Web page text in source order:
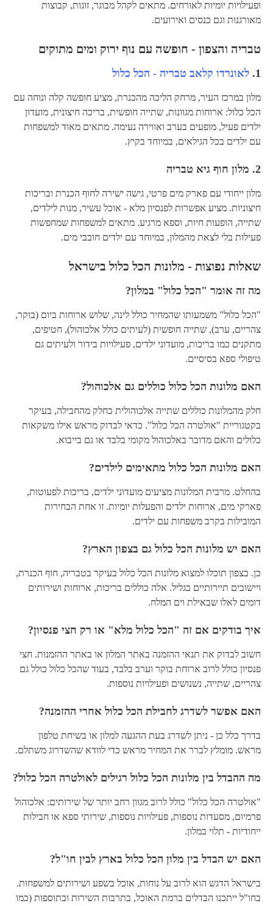
ופעילויות יומיות לאורחים. מתאים לקהל מבוגר, זוגות, קבוצות
מאורגנות וגם כנסים ואירועים.
טבריה והצפון - חופשה עם נוף ירוק ומים מתוקים
1. לאונרדו קלאב טבריה - הכל כלול
מלון במרכז העיר, מרחק הליכה מהכנרת, מציע חופשה קלה ונוחה עם
הכל כלול: ארוחות מגוונות, שתייה חופשית, בריכה חיצונית, מועדון
ילדים פעיל, מופעים בערב ואווירה נעימה. מתאים מאוד למשפחות
עם ילדים בכל הגילאים, במיוחד בקיץ.
2. מלון חוף גיא טבריה
מלון ייחודי עם פארק מים פרטי, גישה ישירה לחוף הכנרת ובריכות
חיצוניות. מציע אפשרות לפנסיון מלא - אוכל עשיר, מנות לילדים,
שתייה, הופעות חיות, וספא מרגיע. מתאים למשפחות שמחפשות
פעילות בלי לצאת מהמלון, במיוחד עם ילדים חובבי מים.
שאלות נפוצות - מלונות הכל כלול בישראל
מה זה אומר "הכל כלול" במלון?
"הכל כלול" משמעותו שהמחיר כולל לינה, שלוש ארוחות ביום (בוקר,
צהריים, ערב), שתייה חופשית (לעיתים כולל אלכוהול), חטיפים,
מתקנים כמו בריכות, מועדוני ילדים, פעילויות בידור ולעיתים גם
טיפולי ספא בסיסיים.
האם מלונות הכל כלול כוללים גם אלכוהול?
חלק מהמלונות כוללים שתייה אלכוהולית כחלק מהחבילה, בעיקר
בקטגוריית "אולטרה הכל כלול". כדאי לבדוק מראש אילו משקאות
כלולים והאם מדובר באלכוהול מקומי בלבד או גם בייבוא.
האם מלונות הכל כלול מתאימים לילדים?
בהחלט. מרבית המלונות מציעים מועדוני ילדים, בריכות לפעוטות,
פארקי מים, ארוחות ילדים והפעלות יומיות. זו אחת הבחירות
המובילות בקרב משפחות עם ילדים.
האם יש מלונות הכל כלול גם בצפון הארץ?
כן. בצפון תוכלו למצוא מלונות הכל כלול בעיקר בטבריה, חוף הכנרת,
ויישובים תיירותיים בגליל. אלה כוללים בריכות, ארוחות ושירותים
דומים לאלו שבאילת וים המלח.
איך בודקים אם זה "הכל כלול מלא" או רק חצי פנסיון?
חשוב לבדוק את תנאי ההזמנה באתר המלון או באתר ההזמנות. חצי
פנסיון כולל לרוב ארוחת בוקר וערב בלבד, בעוד שהכל כלול כולל גם
צהריים, שתייה, נשנושים ופעילויות נוספות.
האם אפשר לשדרג לחבילת הכל כלול אחרי ההזמנה?
בדרך כלל כן - ניתן לשדרג בעת ההגעה למלון או בשיחת טלפון
מראש. מומלץ לברר את המחיר מראש כדי לוודא שהשדרוג משתלם.
מה ההבדל בין מלונות הכל כלול רגילים לאולטרה הכל כלול?
"אולטרה הכל כלול" כולל לרוב מגוון רחב יותר של שירותים: אלכוהול
פרמיום, מסעדות נוספות, פעילויות נוספות, שירותי ספא או חבילות
ייחודיות - תלוי במלון.
האם יש הבדל בין מלון הכל כלול בארץ לבין חו"ל?
בישראל הדגש הוא לרוב על נוחות, אוכל בשפע ושירותים למשפחות.
בחו"ל ייתכנו הבדלים ברמת האוכל, בתרבות השירות ובתוספות (כמו